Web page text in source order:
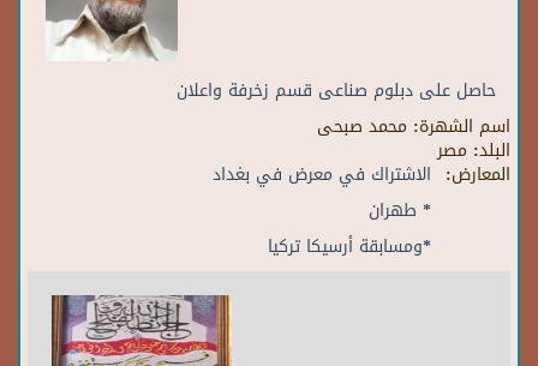
حاصل على دبلوم صناعى قسم زخرفة واعلان
اسم الشهرة: محمد صبحى
البلد: مصر
المعارض: الاشتراك في معرض في بغداد
* طهران
*ومسابقة أرسيكا تركيا